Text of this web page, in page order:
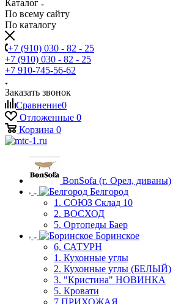
Каталог
По всему сайту
По каталогу
+7 (910) 030 - 82 - 25
+7 (910) 030 - 82 - 25
+7 910-745-56-62
Заказать звонок
Сравнение0
Отложенные 0
Корзина 0
BonSofa (г. Орел, диваны)
Белгород
1. СОЮЗ Склад 10
2. ВОСХОД
5. Ортопеды Баер
Боринское
6, САТУРН
1. Кухонные углы
2. Кухонные углы (БЕЛЫЙ)
3. "Кристина" НОВИНКА
5. Кровати
7.ПРИХОЖАЯ